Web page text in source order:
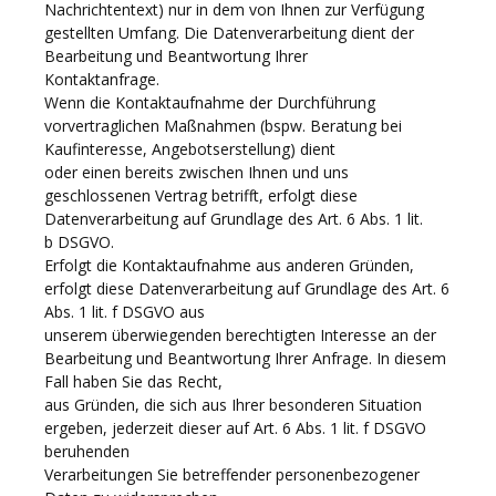
Nachrichtentext) nur in dem von Ihnen zur Verfügung
gestellten Umfang. Die Datenverarbeitung dient der
Bearbeitung und Beantwortung Ihrer
Kontaktanfrage.
Wenn die Kontaktaufnahme der Durchführung
vorvertraglichen Maßnahmen (bspw. Beratung bei
Kaufinteresse, Angebotserstellung) dient
oder einen bereits zwischen Ihnen und uns
geschlossenen Vertrag betrifft, erfolgt diese
Datenverarbeitung auf Grundlage des Art. 6 Abs. 1 lit.
b DSGVO.
Erfolgt die Kontaktaufnahme aus anderen Gründen,
erfolgt diese Datenverarbeitung auf Grundlage des Art. 6
Abs. 1 lit. f DSGVO aus
unserem überwiegenden berechtigten Interesse an der
Bearbeitung und Beantwortung Ihrer Anfrage. In diesem
Fall haben Sie das Recht,
aus Gründen, die sich aus Ihrer besonderen Situation
ergeben, jederzeit dieser auf Art. 6 Abs. 1 lit. f DSGVO
beruhenden
Verarbeitungen Sie betreffender personenbezogener